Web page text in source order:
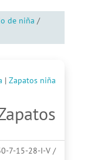
de niña /
|Zapatos niña
7-15-28-I-V